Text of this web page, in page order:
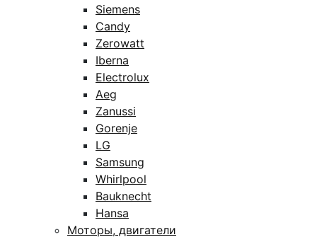
Siemens
Candy
Zerowatt
Iberna
Electrolux
Aeg
Zanussi
Gorenje
LG
Samsung
Whirlpool
Bauknecht
Hansa
Моторы, двигатели